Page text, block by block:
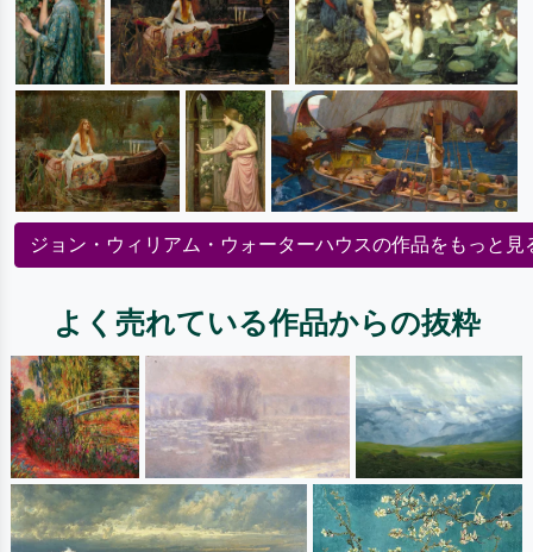
ジョン・ウィリアム・ウォーターハウスの作品をもっと見
よく売れている作品からの抜粋